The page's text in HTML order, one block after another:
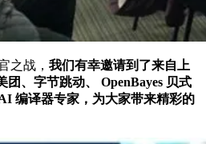
之战， 我们有幸邀请到了来自上
、字节跳动、 OpenBayes 贝式
编译器专家，为大家带来精彩的